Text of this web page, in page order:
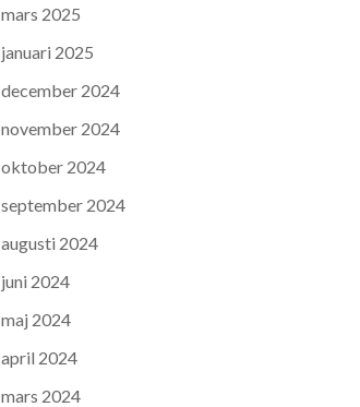
mars 2025
januari 2025
december 2024
november 2024
oktober 2024
september 2024
augusti 2024
juni 2024
maj 2024
april 2024
mars 2024